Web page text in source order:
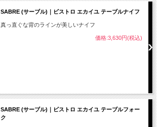
SABRE (サーブル)｜ビストロ エカイユ テーブルナイフ
真っ直ぐな背のラインが美しいナイフ
価格:3,630円(税込)
SABRE (サーブル)｜ビストロ エカイユ テーブルフォー
ク